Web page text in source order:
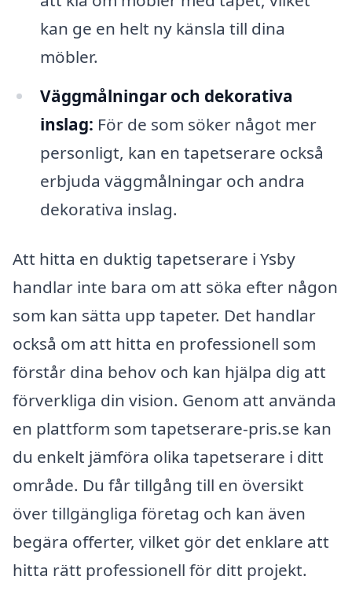
kan ge en helt ny känsla till dina
möbler.
Väggmålningar och dekorativa
inslag: För de som söker något mer
personligt, kan en tapetserare också
erbjuda väggmålningar och andra
dekorativa inslag.
Att hitta en duktig tapetserare i Ysby
handlar inte bara om att söka efter någon
som kan sätta upp tapeter. Det handlar
också om att hitta en professionell som
förstår dina behov och kan hjälpa dig att
förverkliga din vision. Genom att använda
en plattform som tapetserare-pris.se kan
du enkelt jämföra olika tapetserare i ditt
område. Du får tillgång till en översikt
över tillgängliga företag och kan även
begära offerter, vilket gör det enklare att
hitta rätt professionell för ditt projekt.